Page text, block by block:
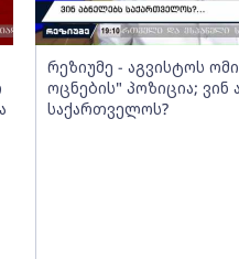
რეზიუმე - აგვისტოს
ოცნების" პოზიცია; ვინ
საქართველოს?